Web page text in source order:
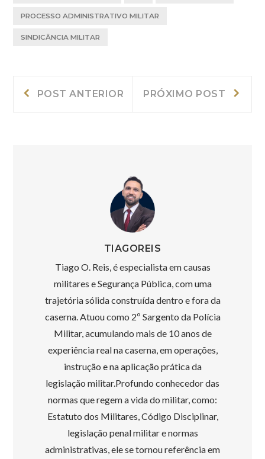
PROCESSO ADMINISTRATIVO MILITAR
SINDICÂNCIA MILITAR
Navegação
POST ANTERIOR
Anterior:
PRÓXIMO POST
TIAGOREIS
Tiago O. Reis, é especialista em causas
militares e Segurança Pública, com uma
trajetória sólida construída dentro e fora da
caserna. Atuou como 2º Sargento da Polícia
Militar, acumulando mais de 10 anos de
experiência real na caserna, em operações,
instrução e na aplicação prática da
legislação militar.Profundo conhecedor das
normas que regem a vida do militar, como:
Estatuto dos Militares, Código Disciplinar,
legislação penal militar e normas
administrativas, ele se tornou referência em